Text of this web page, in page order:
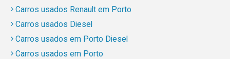
Carros usados Renault em Porto
Carros usados Diesel
Carros usados em Porto Diesel
Carros usados em Porto